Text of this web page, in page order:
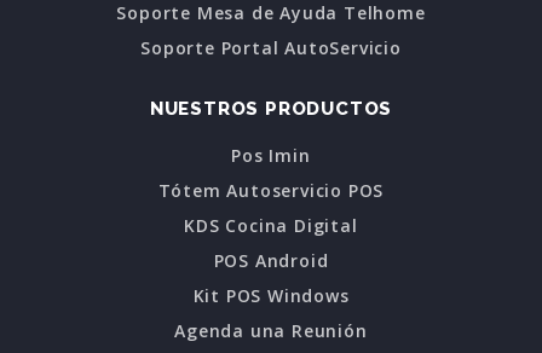
Soporte Mesa de Ayuda Telhome
Soporte Portal AutoServicio
NUESTROS PRODUCTOS
Pos Imin
Tótem Autoservicio POS
KDS Cocina Digital
POS Android
Kit POS Windows
Agenda una Reunión